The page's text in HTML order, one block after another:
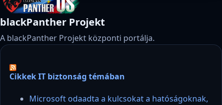
blackPanther Projekt
A blackPanther Projekt központi portálja.
Cikkek IT biztonság témában
Microsoft odaadta a kulcsokat a hatóságoknak,